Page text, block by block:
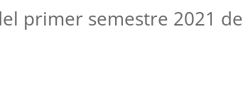
primer semestre 2021 de